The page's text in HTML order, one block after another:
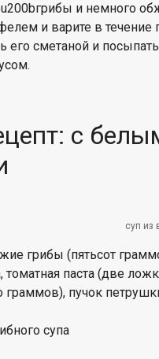
и немного
и варите в
его сметаной и
с
суп из
грибы (пятьсот
томатная паста (две
граммов), пучок
супа